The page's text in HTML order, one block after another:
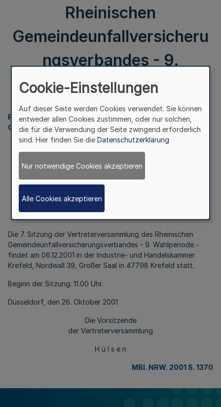
Rheinischen
Gemeindeunfallversicheru
ngsverbandes - 9.
Wahlperiode -
Rheinischer
Gemeindeunfallversicherungsverband
7. Sitzung der Vertreterversammlung
Gemeindeunfallversicherungsverbandes
Bek. d. Rheinischen
Gemeindeunfallversicherungsverbandes
Die 7. Sitzung der Vertreterversammlung des Rheinischen
Gemeindeunfallversicherungsverbandes - 9. Wahlperiode -
findet am 06.12.2001 in der Industrie- und Handelskammer
Krefeld, Nordwall 39, Großer Saal in 47798 Krefeld statt.
Beginn der Sitzung: 11.00 Uhr.
Düsseldorf, den 26. Oktober 2001
Die Vorsitzende
der Vertreterversammlung
H ü l s e n
MBl. NRW. 2001 S. 1370
Cookie-Einstellungen
Auf dieser Seite werden Cookies verwendet. Sie können
entweder allen Cookies zustimmen, oder nur solchen,
die für die Verwendung der Seite zwingend erforderlich
sind. Hier finden Sie die Datenschutzerklärung
Nur notwendige Cookies akzeptieren
Alle Cookies akzeptieren